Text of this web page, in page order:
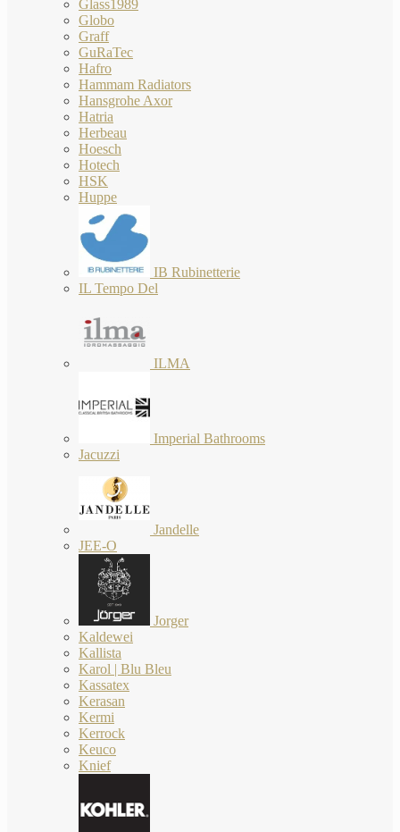
Glass1989
Globo
Graff
GuRaTec
Hafro
Hammam Radiators
Hansgrohe Axor
Hatria
Herbeau
Hoesch
Hotech
HSK
Huppe
IB Rubinetterie
IL Tempo Del
ILMA
Imperial Bathrooms
Jacuzzi
Jandelle
JEE-O
Jorger
Kaldewei
Kallista
Karol | Blu Bleu
Kassatex
Kerasan
Kermi
Kerrock
Keuco
Knief